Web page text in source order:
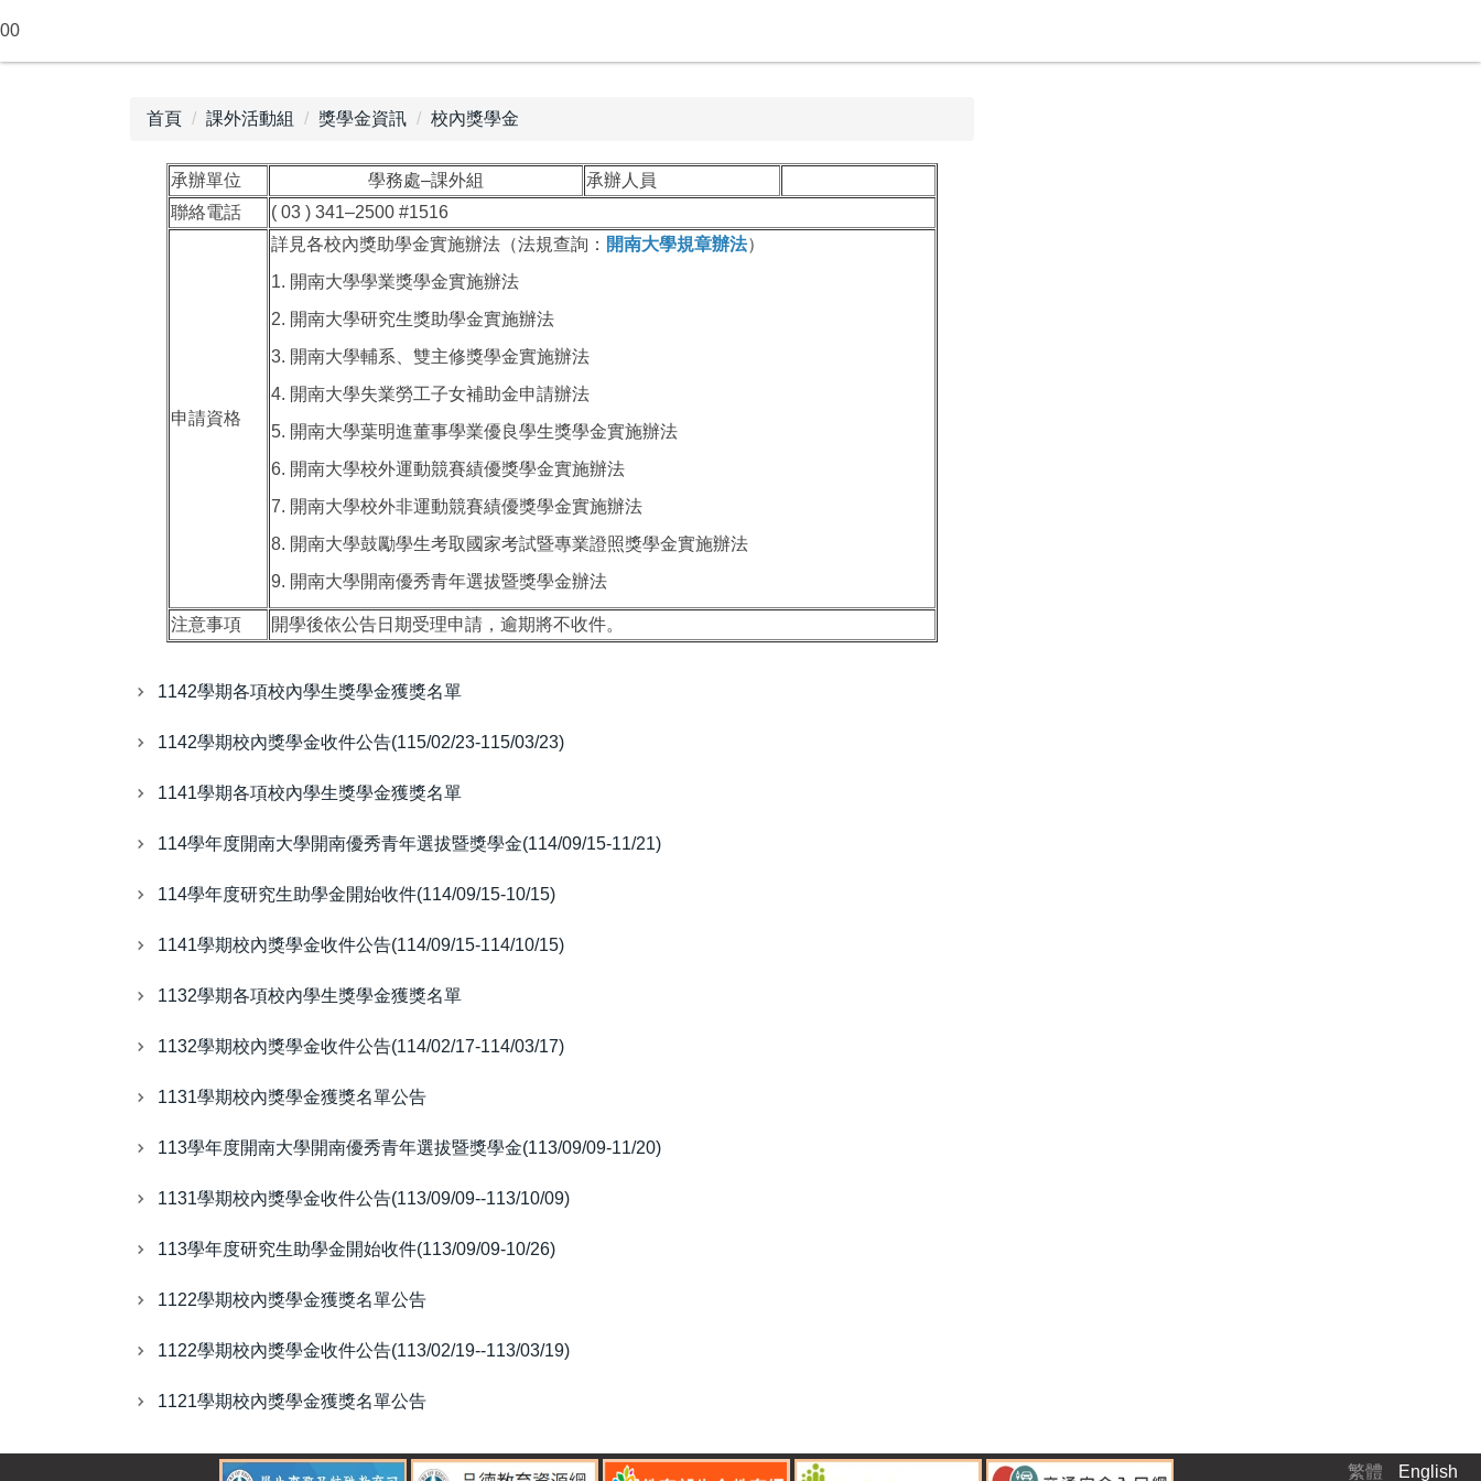
主
00
首頁 課外活動組 獎學金資訊 校內獎學金
承辦單位 學務處–課外組
承辦人員
聯絡電話
( 03 ) 341–2500 #1516
申請資格
詳見各校內獎助學金實施辦法（法規查詢： 開南大學規章辦法）
1. 開南大學學業獎學金實施辦法
2. 開南大學研究生獎助學金實施辦法
3. 開南大學輔系、雙主修獎學金實施辦法
4. 開南大學失業勞工子女補助金申請辦法
5. 開南大學葉明進董事學業優良學生獎學金實施辦法
6. 開南大學校外運動競賽績優獎學金實施辦法
7. 開南大學校外非運動競賽績優獎學金實施辦法
8. 開南大學鼓勵學生考取國家考試暨專業證照獎學金實施辦法
9. 開南大學開南優秀青年選拔暨獎學金辦法
注意事項 開學後依公告日期受理申請，逾期將不收件。
1142學期各項校內學生獎學金獲獎名單
1142學期校內獎學金收件公告(115/02/23-115/03/23)
1141學期各項校內學生獎學金獲獎名單
114學年度開南大學開南優秀青年選拔暨獎學金(114/09/15-11/21)
114學年度研究生助學金開始收件(114/09/15-10/15)
1141學期校內獎學金收件公告(114/09/15-114/10/15)
1132學期各項校內學生獎學金獲獎名單
1132學期校內獎學金收件公告(114/02/17-114/03/17)
1131學期校內獎學金獲獎名單公告
113學年度開南大學開南優秀青年選拔暨獎學金(113/09/09-11/20)
1131學期校內獎學金收件公告(113/09/09--113/10/09)
113學年度研究生助學金開始收件(113/09/09-10/26)
1122學期校內獎學金獲獎名單公告
1122學期校內獎學金收件公告(113/02/19--113/03/19)
1121學期校內獎學金獲獎名單公告
繁體 English